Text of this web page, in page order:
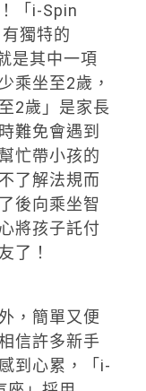
「i-Spin
獨特的
是其中一項
乘坐至2歲，
2歲」是家長
難免會遇到
忙帶小孩的
了解法規而
後向乘坐智
將孩子託付
了！
，簡單又便
信許多新手
到心累，「i-